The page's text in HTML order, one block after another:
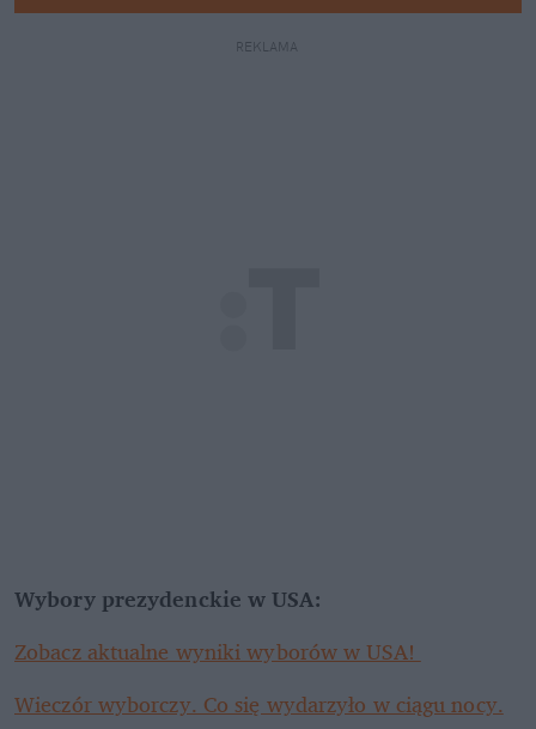
REKLAMA
Wybory prezydenckie w USA:
Zobacz aktualne wyniki wyborów w USA!
Wieczór wyborczy. Co się wydarzyło w ciągu nocy.